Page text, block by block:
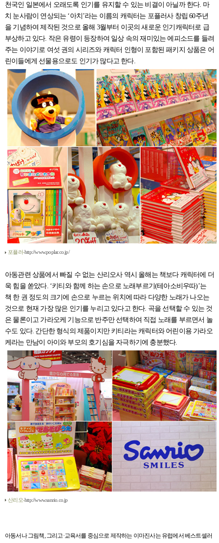
천국인 일본에서 오래도록 인기를 유지할 수 있는 비결이 아닐까 한다. 마
치 눈사람이 연상되는 ‘아치’라는 이름의 캐릭터는 포플러사 창립 60주년
을 기념하여 제작된 것으로 올해 3월부터 이곳의 새로운 인기캐릭터로 급
부상하고 있다. 작은 유령이 등장하여 일상 속의 재미있는 에피소드를 들려
주는 이야기로 여섯 권의 시리즈와 캐릭터 인형이 포함된 패키지 상품은 어
린이들에게 선물용으로도 인기가 많다고 한다.
포플러-http://www.poplar.co.jp/
아동관련 상품에서 빠질 수 없는 산리오사 역시 올해는 책보다 캐릭터에 더
욱 힘을 쏟았다. ‘키티와 함께 하는 손으로 노래부르기(테아소비우따)’는
책 한 권 정도의 크기에 손으로 누르는 위치에 따라 다양한 노래가 나오는
것으로 현재 가장 많은 인기를 누리고 있다고 한다. 곡을 선택할 수 있는 것
은 물론이고 가라오케 기능으로 반주만 선택하여 직접 노래를 부르면서 놀
수도 있다. 간단한 형식의 제품이지만 키티라는 캐릭터와 어린이용 가라오
케라는 만남이 아이와 부모의 호기심을 자극하기에 충분했다.
산리오-http://www.sanrio.co.jp
아동서나 그림책 그리고·교육서를 중심으로 제작하는 이마진사는 유럽에서 베스트셀러